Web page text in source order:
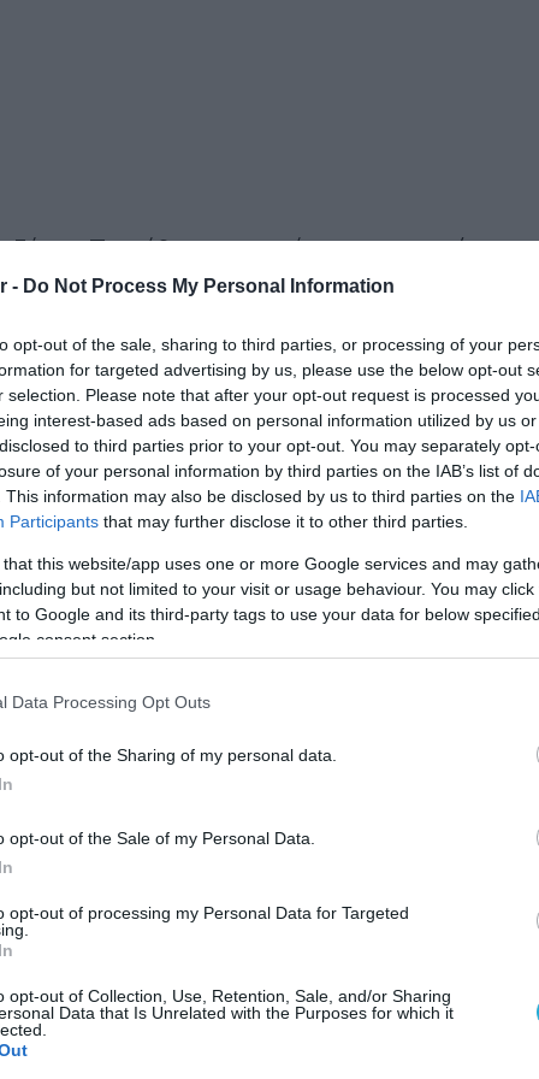
- Do Not Process My Personal Information
opt-out of the sale, sharing to third parties, or processing of your
for targeted advertising by us, please use the below opt-out
selection. Please note that after your opt-out request is processed
interest-based ads based on personal information utilized by us
to third parties prior to your opt-out. You may separately
of your personal information by third parties on the IAB’s list of
This information may also be disclosed by us to third parties on the
Participants that may further disclose it to other third parties.
that this website/app uses one or more Google services and may
but not limited to your visit or usage behaviour. You may
to Google and its third-party tags to use your data for below
consent section.
Data Processing Opt Outs
opt-out of the Sharing of my personal data.
opt-out of the Sale of my Personal Data.
opt-out of processing my Personal Data for Targeted
opt-out of Collection, Use, Retention, Sale, and/or Sharing
Data that Is Unrelated with the Purposes for which it
Τις κόβουμε στη μέση, τις
σε προθερμασμένο φούρνο για 30 λεπτά
και να ροδίσουν ελαφρά.
αλλά να παραμείνουν al dente. Τις
κρεμμύδι και το καρότο. Προσθέτουμε τη
και μαγειρεύουμε για 10 λεπτά.
γεμίζουμε με τις φακές και τη σάλτσα τους.
με τον ψιλοκομμένο μαϊντανό και
News